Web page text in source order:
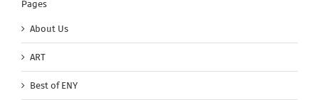
Pages
About Us
ART
Best of ENY